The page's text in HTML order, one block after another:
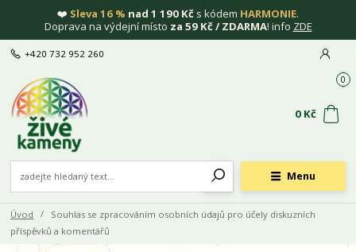
❤️ Sleva 16 % nad 1 190 Kč s kódem HARMONIE.
Doprava na výdejní místo za 59 Kč / ZDARMA! info ZDE
Menu
+420 732 952 260
0
0 Kč
Úvod
Souhlas se zpracováním osobních údajů pro účely diskuzních
příspěvků a komentářů